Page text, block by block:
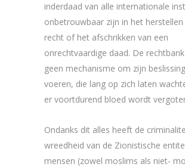
inderdaad van alle internationale
onbetrouwbaar zijn in het herstellen
recht of het afschrikken van een
onrechtvaardige daad. De
geen mechanisme om zijn
voeren, die lang op zich laten
er voortdurend bloed wordt
Ondanks dit alles heeft de
wreedheid van de Zionistische
mensen (zowel moslims als niet-